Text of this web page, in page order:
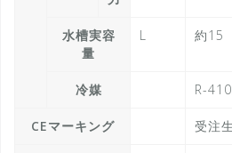
水槽実容
量
L 約15
冷媒 R-
CEマーキング 受注